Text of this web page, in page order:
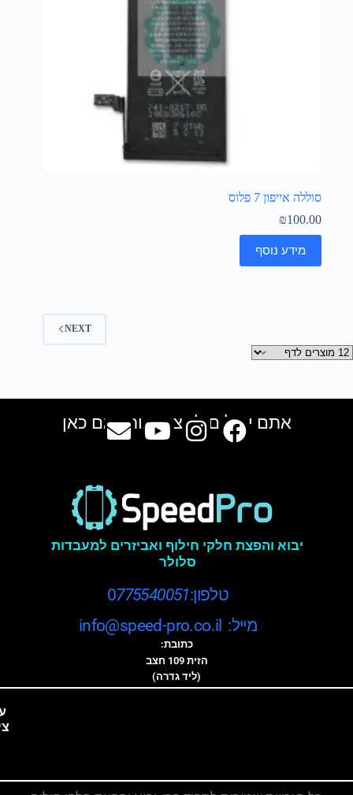
סוללה אייפון 7 פלוס
₪100.00
מידע נוסף
NEXT
אתם יכולים למצוא אותנו גם כאן
יבוא והפצת חלקי חילוף ואביזרים למעבדות
סלולר
טלפון:0775540051
מייל: info@speed-pro.co.il
כתובת:
הזית 109 חצב
(ליד גדרה)